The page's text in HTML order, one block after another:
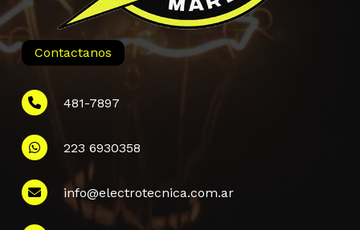
Contactanos
481-7897
223 6930358
info@electrotecnica.com.ar
Información